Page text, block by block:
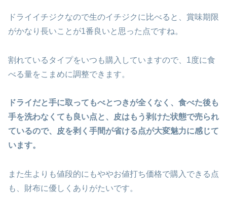
ドライイチジクなので生のイチジクに比べると、賞味期限
がかなり長いことが1番良いと思った点ですね。
割れているタイプをいつも購入していますので、1度に食
べる量をこまめに調整できます。
ドライだと手に取ってもべとつきが全くなく、食べた後も
手を洗わなくても良い点と、皮はもう剥けた状態で売られ
ているので、皮を剥く手間が省ける点が大変魅力に感じて
います。
また生よりも値段的にもややお値打ち価格で購入できる点
も、財布に優しくありがたいです。